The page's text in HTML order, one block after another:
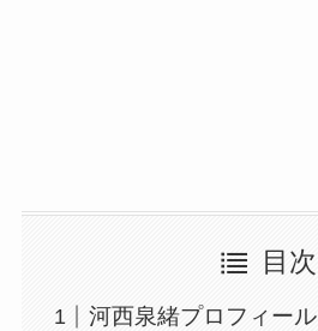
目次
河西泉緒プロフィール